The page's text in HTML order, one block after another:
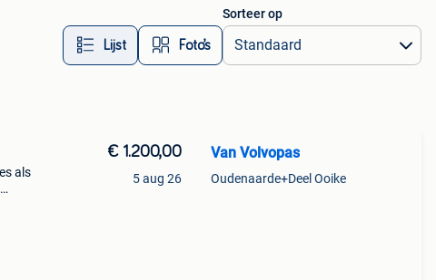
Lijst Foto’s
Sorteer op
als
€ 1.200,00
5 aug 26
Van Volvopas
Oudenaarde+Deel Ooike